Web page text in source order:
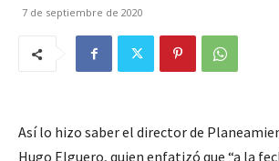
7 de septiembre de 2020
Así lo hizo saber el director de
Hugo Elguero, quien enfatizó que “a la